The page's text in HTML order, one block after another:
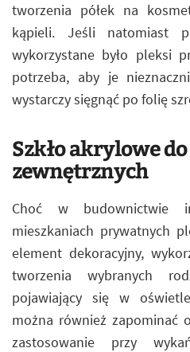
tworzenia półek na
kąpieli. Jeśli natomiast
wykorzystane było pleksi
potrzeba, aby je
wystarczy sięgnąć po folię
Szkło akrylowe
zewnętrznych
Choć w budownictwie
mieszkaniach prywatnych
element dekoracyjny,
tworzenia wybranych
pojawiający się w
można również zapominać
zastosowanie przy